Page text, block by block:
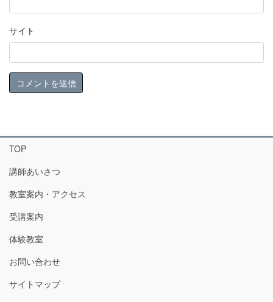
サイト
TOP
講師あいさつ
教室案内・アクセス
受講案内
体験教室
お問い合わせ
サイトマップ